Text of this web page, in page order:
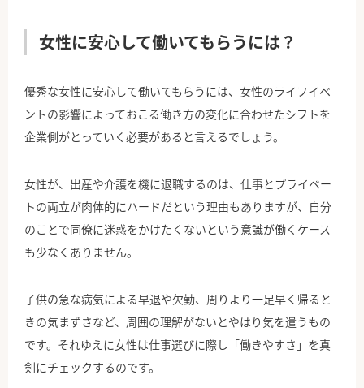
女性に安心して働いてもらうには？
優秀な女性に安心して働いてもらうには、女性のライフイベ
ントの影響によっておこる働き方の変化に合わせたシフトを
企業側がとっていく必要があると言えるでしょう。
女性が、出産や介護を機に退職するのは、仕事とプライベー
トの両立が肉体的にハードだという理由もありますが、自分
のことで同僚に迷惑をかけたくないという意識が働くケース
も少なくありません。
子供の急な病気による早退や欠勤、周りより一足早く帰ると
きの気まずさなど、周囲の理解がないとやはり気を遣うもの
です。それゆえに女性は仕事選びに際し「働きやすさ」を真
剣にチェックするのです。